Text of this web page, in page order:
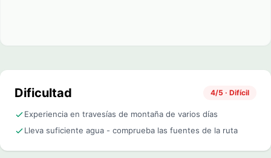
Dificultad 4/5 · Difícil
Experiencia en travesías de montaña de varios días
Lleva suficiente agua - comprueba las fuentes de la ruta